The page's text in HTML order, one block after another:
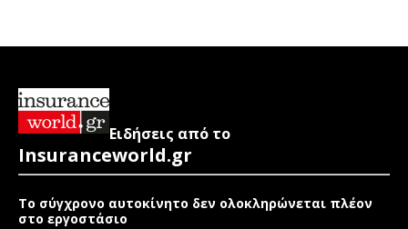
Ειδήσεις από το
Insuranceworld.gr
Το σύγχρονο αυτοκίνητο δεν ολοκληρώνεται πλέον
στο εργοστάσιο